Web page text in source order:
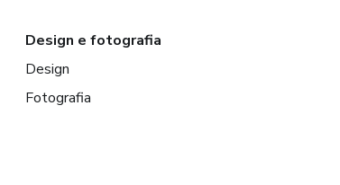
Design e fotografia
Design
Fotografia